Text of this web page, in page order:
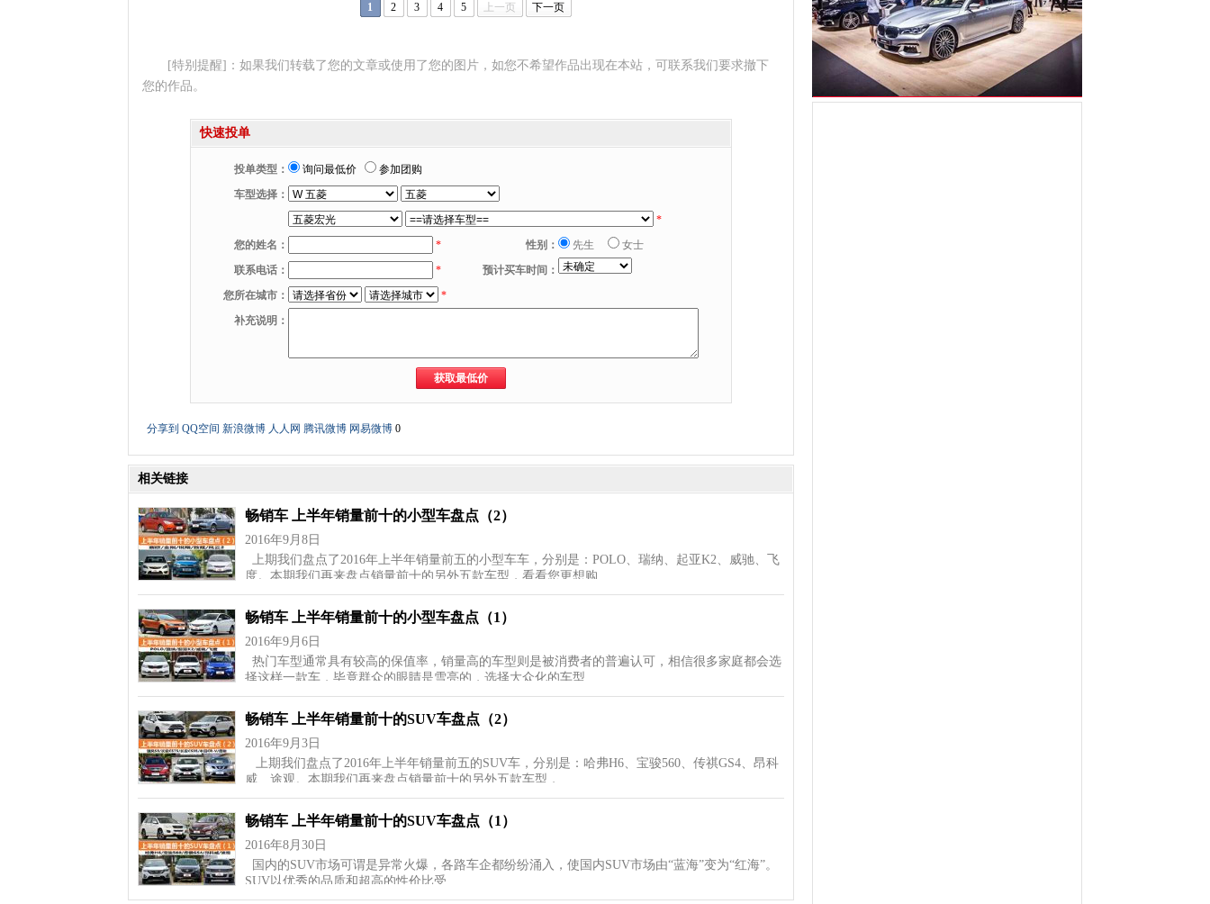
1 2 3 4 5 上一页 下一页
[特别提醒]：如果我们转载了您的文章或使用了您的图片，如您不希望作品出现在本站，可联系我们要求撤下
您的作品。
快速投单
投单类型： 询问最低价
参加团购
车型选择：
*
您的姓名：
* 性别： 先生
女士
联系电话：
*
预计买车时间：
您所在城市：
*
补充说明：
分享到 QQ空间 新浪微博 人人网 腾讯微博 网易微博 0
相关链接
畅销车 上半年销量前十的小型车盘点（2）
2016年9月8日
上期我们盘点了2016年上半年销量前五的小型车车，分别是：POLO、瑞纳、起亚K2、威驰、飞
度。本期我们再来盘点销量前十的另外五款车型，看看您更想购…
畅销车 上半年销量前十的小型车盘点（1）
2016年9月6日
热门车型通常具有较高的保值率，销量高的车型则是被消费者的普遍认可，相信很多家庭都会选
择这样一款车，毕竟群众的眼睛是雪亮的，选择大众化的车型…
畅销车 上半年销量前十的SUV车盘点（2）
2016年9月3日
上期我们盘点了2016年上半年销量前五的SUV车，分别是：哈弗H6、宝骏560、传祺GS4、昂科
威、途观。本期我们再来盘点销量前十的另外五款车型，…
畅销车 上半年销量前十的SUV车盘点（1）
2016年8月30日
国内的SUV市场可谓是异常火爆，各路车企都纷纷涌入，使国内SUV市场由“蓝海”变为“红海”。
SUV以优秀的品质和超高的性价比受…